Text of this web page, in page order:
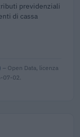
previdenziali
di cassa
– Open Data, licenza
07-02.